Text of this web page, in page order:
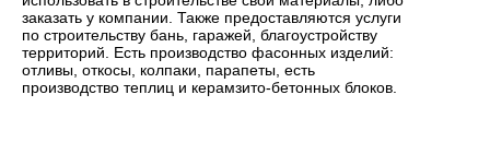
заказать у компании. Также предоставляются услуги
по строительству бань, гаражей, благоустройству
территорий. Есть производство фасонных изделий:
отливы, откосы, колпаки, парапеты, есть
производство теплиц и керамзито-бетонных блоков.